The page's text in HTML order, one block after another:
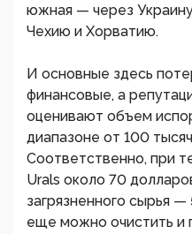
южная — через
Чехию и Хорватию.
И основные здесь
финансовые, а
оценивают объем
диапазоне от 100
Соответственно, при
Urals около 70
загрязненного сырья
еще можно очистить и